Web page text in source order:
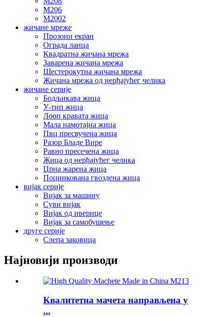
М206
М2002
жичане мреже
Прозони екран
Ограда ланца
Квадратна жичана мрежа
Заварена жичана мрежа
Шестерокутна жичана мрежа
Жичана мрежа од нерђајућег челика
жичане серије
Бодљикава жица
У-тип жица
Лооп кравата жица
Мала намотајна жица
Пвц пресвучена жица
Разор Бладе Вире
Равно пресечена жица
Жица од нерђајућег челика
Црна жарена жица
Поцинкована гвоздена жица
вијак серије
Вијак за машину
Суви вијак
Вијак од иверице
Вијак за самобушење
друге серије
Слепа заковица
Најновији производи
Квалитетна мачета направљена у
...